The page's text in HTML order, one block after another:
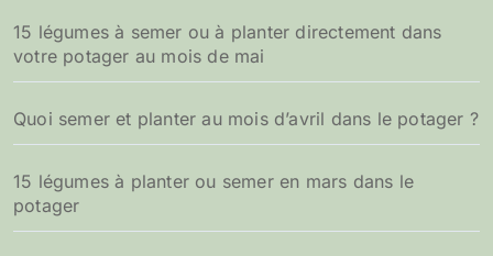
15 légumes à semer ou à planter directement dans
votre potager au mois de mai
Quoi semer et planter au mois d’avril dans le potager ?
15 légumes à planter ou semer en mars dans le
potager